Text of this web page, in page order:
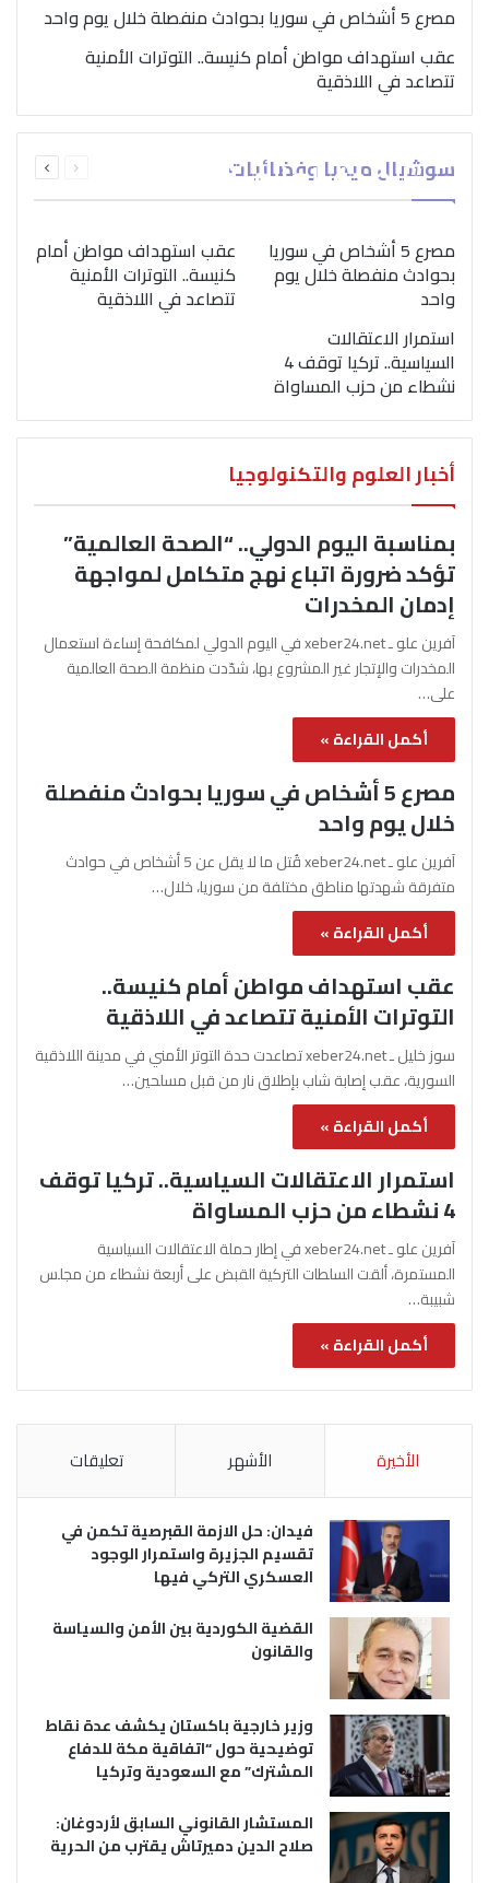
مصرع 5 أشخاص في سوريا بحوادث منفصلة خلال يوم واحد
عقب استهداف مواطن أمام كنيسة.. التوترات الأمنية
تتصاعد في اللاذقية
سوشيال ميديا وفضائيات الصفحةالصفحة
بمناسبة اليوم الدولي..
“الصحة العالمية” تؤكد
ضرورة اتباع نهج متكامل
لمواجهة إدمان المخدرات
مصرع 5 أشخاص في سوريا
بحوادث منفصلة خلال يوم
واحد
عقب استهداف مواطن أمام
كنيسة.. التوترات الأمنية
تتصاعد في اللاذقية
استمرار الاعتقالات
السياسية.. تركيا توقف 4
نشطاء من حزب المساواة
أخبار العلوم والتكنولوجيا
بمناسبة اليوم الدولي.. “الصحة العالمية”
تؤكد ضرورة اتباع نهج متكامل لمواجهة
إدمان المخدرات
آفرين علو ـ xeber24.net في اليوم الدولي لمكافحة إساءة استعمال
المخدرات والإتجار غير المشروع بها، شدّدت منظمة الصحة العالمية
على…
أكمل القراءة »
مصرع 5 أشخاص في سوريا بحوادث منفصلة
خلال يوم واحد
آفرين علو ـ xeber24.net قُتل ما لا يقل عن 5 أشخاص في حوادث
متفرقة شهدتها مناطق مختلفة من سوريا، خلال…
أكمل القراءة »
عقب استهداف مواطن أمام كنيسة..
التوترات الأمنية تتصاعد في اللاذقية
سوز خليل ـ xeber24.net تصاعدت حدة التوتر الأمني في مدينة اللاذقية
السورية، عقب إصابة شاب بإطلاق نار من قبل مسلحين…
أكمل القراءة »
استمرار الاعتقالات السياسية.. تركيا توقف
4 نشطاء من حزب المساواة
آفرين علو ـ xeber24.net في إطار حملة الاعتقالات السياسية
المستمرة، ألقت السلطات التركية القبض على أربعة نشطاء من مجلس
شبيبة…
أكمل القراءة »
الأخيرة الأشهر تعليقات
فيدان: حل الازمة القبرصية تكمن في
تقسيم الجزيرة واستمرار الوجود
العسكري التركي فيها
القضية الكوردية بين الأمن والسياسة
والقانون
وزير خارجية باكستان يكشف عدة نقاط
توضيحية حول “اتفاقية مكة للدفاع
المشترك” مع السعودية وتركيا
المستشار القانوني السابق لأردوغان:
صلاح الدين دميرتاش يقترب من الحرية